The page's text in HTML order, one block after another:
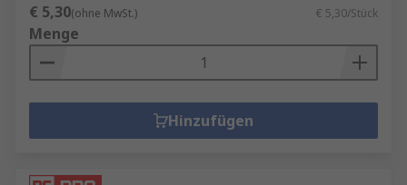
€ 5,30(ohne MwSt.) € 5,30/Stück
Menge
Hinzufügen